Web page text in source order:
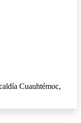
Cuauhtémoc,